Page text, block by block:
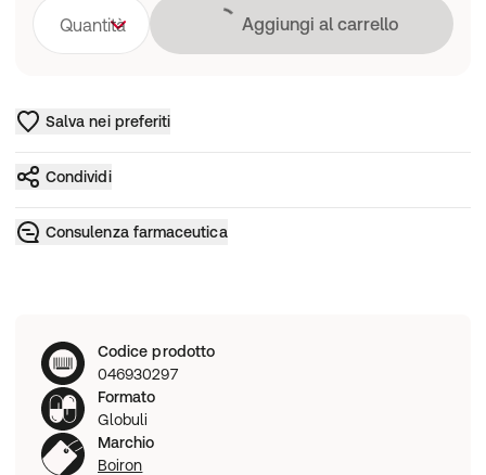
Quantità Caricamento in
Aggiungi al carrello
Salva nei preferiti
Condividi
Consulenza farmaceutica
Codice prodotto
046930297
Formato
Globuli
Marchio
Boiron